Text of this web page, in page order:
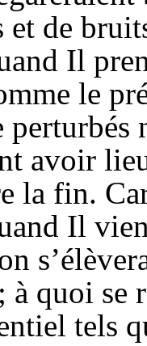
et de
Il
le
perturbés
avoir
la fin.
Il
à quoi se
tels